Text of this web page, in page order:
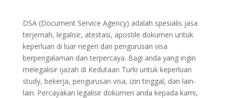
DSA (Document Service Agency) adalah spesialis jasa
terjemah, legalisir, atestasi, apostile dokumen untuk
keperluan di luar negeri dan pengurusan visa
berpengalaman dan terpercaya. Bagi anda yang ingin
melegalisir ijazah di Kedutaan Turki untuk keperluan
study, bekerja, pengurusan visa, izin tinggal, dan lain-
lain. Percayakan legalisir dokumen anda kepada kami,